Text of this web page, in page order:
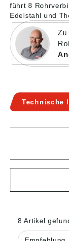
führt 8
Edelstahl und
Zu
Technische
8 Artikel